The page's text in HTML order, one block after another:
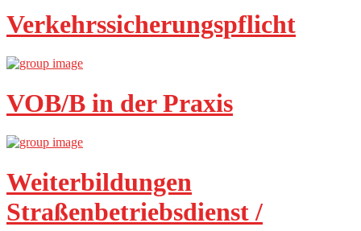
Verkehrssicherungspflicht
VOB/B in der Praxis
Weiterbildungen
Straßenbetriebsdienst /